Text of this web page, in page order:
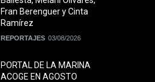
Fran Berenguer y Cinta
Ramírez
REPORTAJES 03/08/2026
PORTAL DE LA MARINA
ACOGE EN AGOSTO